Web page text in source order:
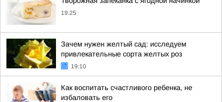
19:25
Зачем нужен желтый сад: исследуем
привлекательные сорта желтых роз
19:10
Как воспитать счастливого ребенка, не
избаловать его